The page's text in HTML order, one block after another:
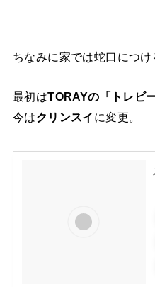
ちなみに家では蛇口につけ
最初はTORAYの「トレビー
今はクリンスイ に変更。